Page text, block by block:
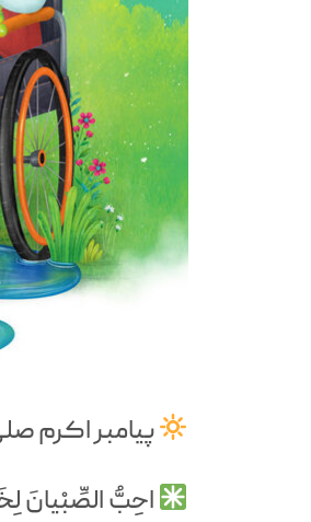
پیامبر اکرم
احِبُّ الصِّبْيانَ